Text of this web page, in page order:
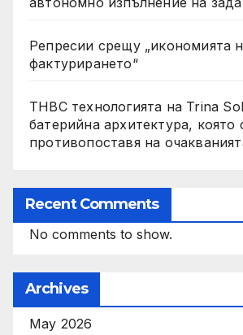
Репресии срещу „икономията
фактурирането“
THBC технологията на Trina
батерийна архитектура, която
противопоставя на
Recent Comments
No comments to show.
Archives
May 2026